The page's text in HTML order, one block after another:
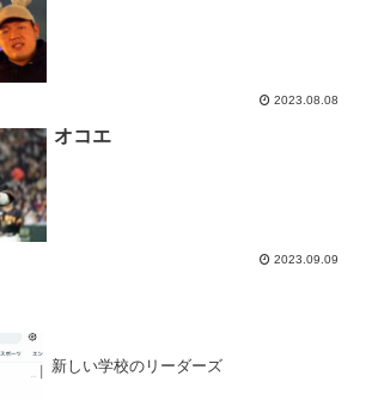
2023.08.08
オコエ
2023.09.09
新しい学校のリーダーズ